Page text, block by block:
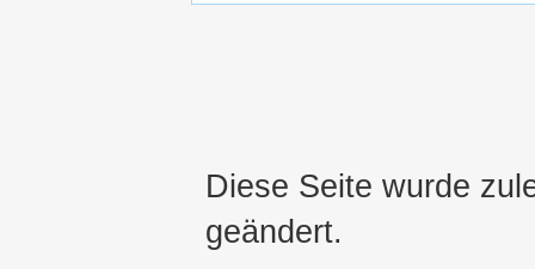
Diese Seite wurde
geändert.